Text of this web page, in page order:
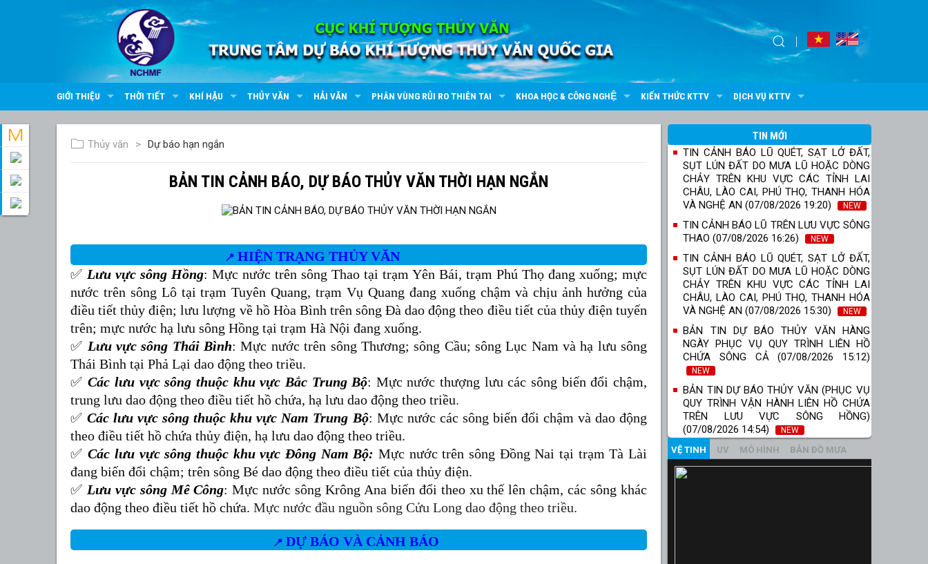
GIỚI THIỆU THỜI TIẾT KHÍ HẬU THỦY VĂN HẢI VĂN PHÂN VÙNG RỦI RO THIÊN TAI KHOA HỌC & CÔNG NGHỆ KIẾN THỨC KTTV DỊCH VỤ KTTV
Thủy văn Dự báo hạn ngắn
BẢN TIN CẢNH BÁO, DỰ BÁO THỦY VĂN THỜI HẠN NGẮN
📍 HIỆN TRẠNG THỦY VĂN
✅ Lưu vực sông Hồng: Mực nước trên sông Thao tại trạm Yên Bái, trạm Phú Thọ đang xuống; mực
nước trên sông Lô tại trạm Tuyên Quang, trạm Vụ Quang đang xuống chậm và chịu ảnh hưởng của
điều tiết thủy điện; lưu lượng về hồ Hòa Bình trên sông Đàdao động theo điều tiết của thủy điện tuyến
trên; mực nước hạ lưu sông Hồng tại trạm Hà Nội đang xuống.
✅ Lưu vực sông Thái Bình:Mực nước trên sông Thương; sông Cầu; sông Lục Nam và hạ lưu sông
Thái Bình tại Phả Lại dao động theo triều.
✅Các lưu vực sông thuộc khu vực Bắc Trung Bộ: Mực nước thượng lưu các sông biến đổi chậm,
trung lưu dao động theo điều tiết hồ chứa, hạ lưu dao động theo triều.
✅Các lưu vực sông thuộc khu vực Nam Trung Bộ: Mực nước các sông biến đổi chậm và dao động
theo điều tiết hồ chứa thủy điện, hạ lưu dao động theo triều.
✅Các lưu vực sông thuộc khu vực Đông Nam Bộ: Mực nước trên sông Đồng Nai tại trạm Tà Lài
đang biến đổi chậm; trên sông Bé dao động theo điều tiết của thủy điện.
✅ Lưu vực sông Mê Công: Mực nước sông Krông Ana biến đổi theo xu thế lên chậm, các sông khác
dao động theo điều tiết hồ chứa. Mực nước đầu nguồn sông Cửu Long dao động theo triều.
📍 DỰ BÁO VÀ CẢNH BÁO
TIN MỚI
TIN CẢNH BÁO LŨ QUÉT, SẠT LỞ ĐẤT,
SỤT LÚN ĐẤT DO MƯA LŨ HOẶC DÒNG
CHẢY TRÊN KHU VỰC CÁC TỈNH LAI
CHÂU, LÀO CAI, PHÚ THỌ, THANH HÓA
VÀ NGHỆ AN (07/08/2026 19:20)
NEW
TIN CẢNH BÁO LŨ TRÊN LƯU VỰC SÔNG
THAO (07/08/2026 16:26)
NEW
TIN CẢNH BÁO LŨ QUÉT, SẠT LỞ ĐẤT,
SỤT LÚN ĐẤT DO MƯA LŨ HOẶC DÒNG
CHẢY TRÊN KHU VỰC CÁC TỈNH LAI
CHÂU, LÀO CAI, PHÚ THỌ, THANH HÓA
VÀ NGHỆ AN (07/08/2026 15:30)
NEW
BẢN TIN DỰ BÁO THỦY VĂN HÀNG
NGÀY PHỤC VỤ QUY TRÌNH LIÊN HỒ
CHỨA SÔNG CẢ (07/08/2026 15:12)
NEW
BẢN TIN DỰ BÁO THỦY VĂN (PHỤC VỤ
QUY TRÌNH VẬN HÀNH LIÊN HỒ CHỨA
TRÊN LƯU VỰC SÔNG HỒNG)
(07/08/2026 14:54)
NEW
VỆ TINH UV MÔ HÌNH BẢN ĐỒ MƯA